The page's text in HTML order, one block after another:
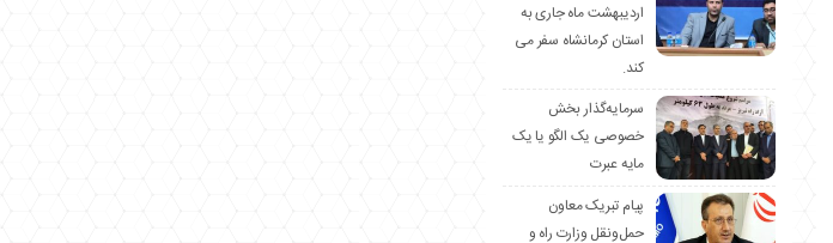
اردیبهشت ماه جاری به
استان کرمانشاه سفر می
کند.
سرمایه‌گذار بخش
خصوصی یک الگو یا یک
مایه عبرت
️پیام تبریک معاون
حمل‌ونقل وزارت راه و